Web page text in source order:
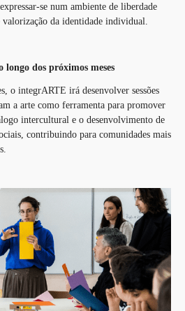
se num ambiente de liberdade
da identidade individual.
dos próximos meses
o integrARTE irá desenvolver sessões
a arte como ferramenta para promover
intercultural e o desenvolvimento de
contribuindo para comunidades mais